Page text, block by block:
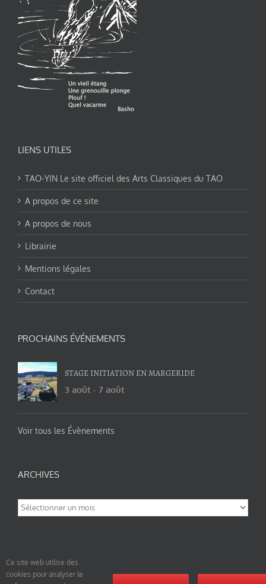
LIENS UTILES
TAO-YIN Le site officiel des Arts Classiques du TAO
A propos de ce site
A propos de nous
Librairie
Mentions légales
Contact
PROCHAINS ÉVÉNEMENTS
STAGE INITIATION EN MARGERIDE
3 août - 7 août
Voir tous les Évènements
ARCHIVES
Archives
Ce site web utilise des
cookies pour analyser le